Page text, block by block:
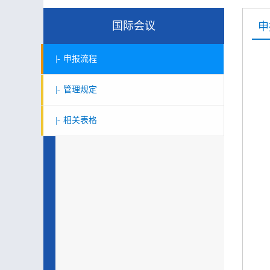
国际会议
|- 申报流程
|- 管理规定
|- 相关表格